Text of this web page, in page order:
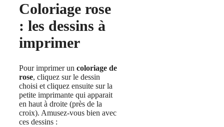
Coloriage rose
: les dessins à
imprimer
Pour imprimer un coloriage de
rose, cliquez sur le dessin
choisi et cliquez ensuite sur la
petite imprimante qui apparait
en haut à droite (près de la
croix). Amusez-vous bien avec
ces dessins :